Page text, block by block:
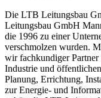
Die LTB Leitungsbau
Leitungsbau GmbH
die 1996 zu einer
verschmolzen wurden.
wir fachkundiger Partner
Industrie und
Planung, Errichtung,
zur Energie- und